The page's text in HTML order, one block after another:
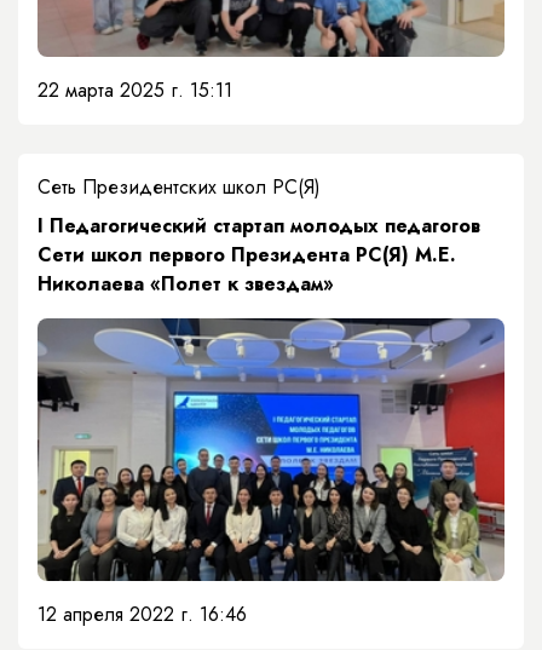
22 марта 2025 г. 15:11
Сеть Президентских школ РС(Я)
I Педагогический стартап молодых педагогов
Сети школ первого Президента РС(Я) М.Е.
Николаева «Полет к звездам»
12 апреля 2022 г. 16:46